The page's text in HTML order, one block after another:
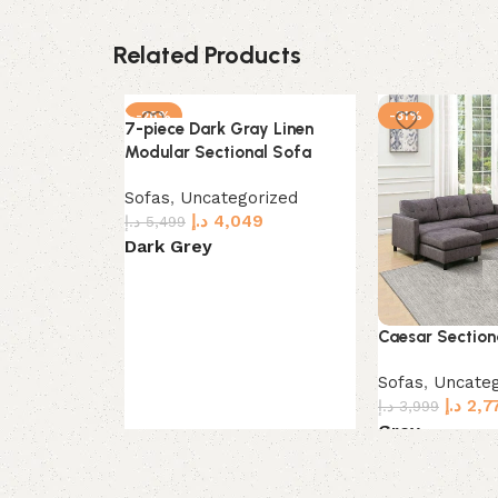
Related Products
-26%
7-piece Dark Gray Linen
Modular Sectional Sofa
Sofas, Uncategorized
5,499 د.إ 4,049 د.إ
Dark Grey
-31%
Caesar
Sofas,
3,999 د.إ د.إ
Grey
Select options